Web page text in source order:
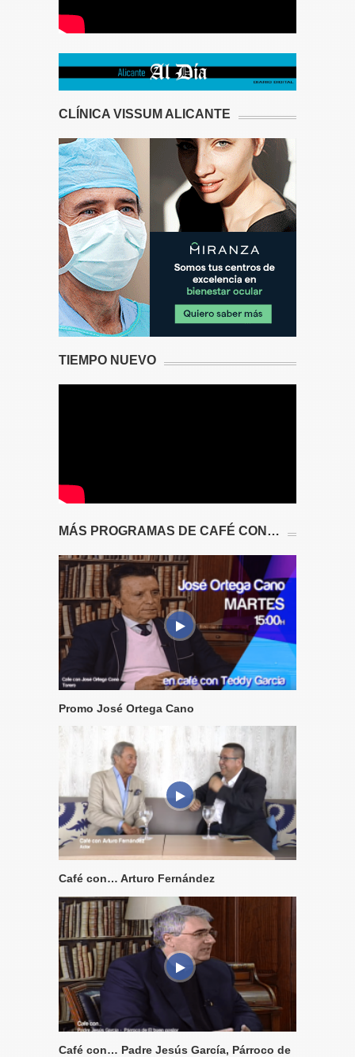
CLÍNICA VISSUM ALICANTE
TIEMPO NUEVO
MÁS PROGRAMAS DE CAFÉ CON…
Promo José Ortega Cano
Café con… Arturo Fernández
Café con… Padre Jesús García, Párroco de